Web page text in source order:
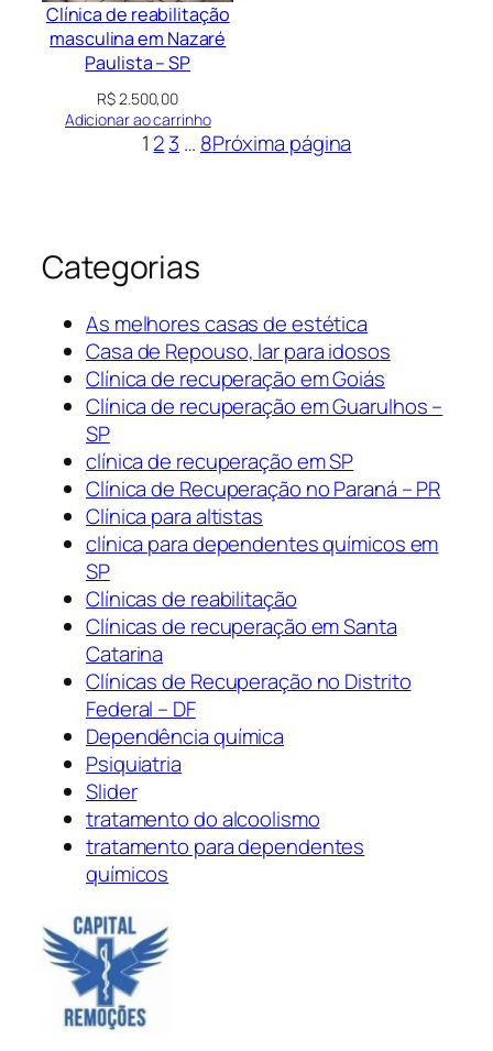
Clínica de reabilitação
masculina em Nazaré
Paulista – SP
R$2.500,00
Adicionar ao carrinho
1 23 … 8Próxima página
Categorias
As melhores casas de estética
Casa de Repouso, lar para idosos
Clínica de recuperação em Goiás
Clínica de recuperação em Guarulhos –
SP
clínica de recuperação em SP
Clínica de Recuperação no Paraná – PR
Clínica para altistas
clínica para dependentes químicos em
SP
Clínicas de reabilitação
Clínicas de recuperação em Santa
Catarina
Clínicas de Recuperação no Distrito
Federal – DF
Dependência química
Psiquiatria
Slider
tratamento do alcoolismo
tratamento para dependentes
químicos